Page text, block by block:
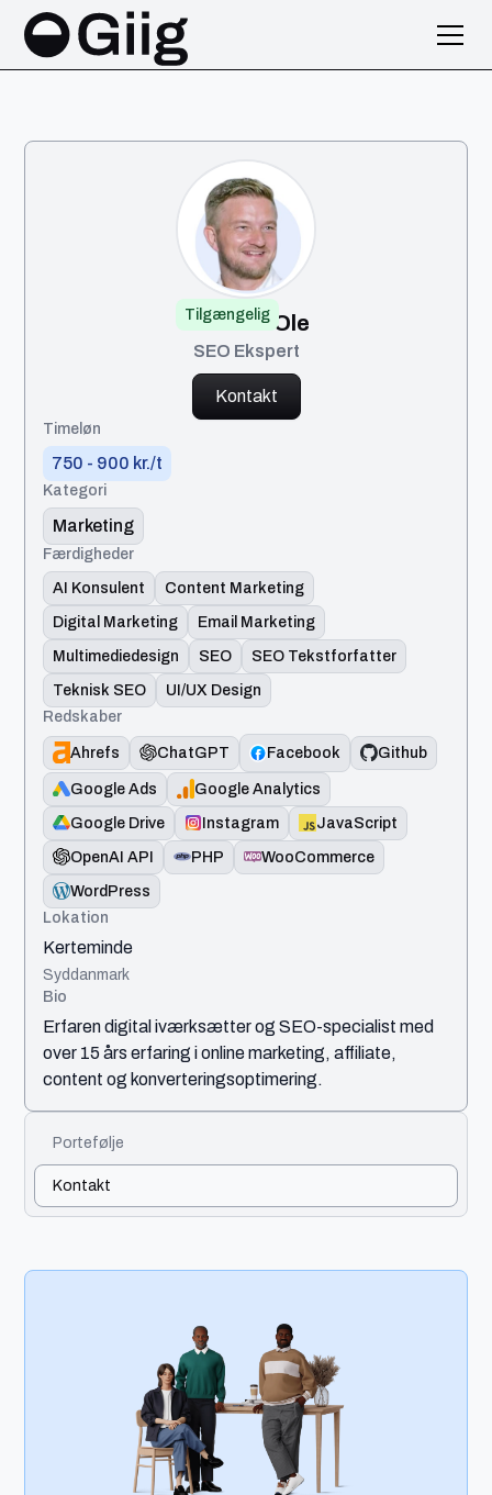
Tilgængelig
Kristian Ole
SEO Ekspert
Kontakt
Timeløn
750 - 900 kr./t
Kategori
Marketing
Færdigheder
AI Konsulent
Content Marketing
Digital Marketing
Email Marketing
Multimediedesign
SEO
SEO Tekstforfatter
Teknisk SEO
UI/UX Design
Redskaber
Ahrefs
ChatGPT Facebook
Github
Google Ads
Google Analytics
Google Drive
Instagram
JavaScript
OpenAI API
PHP
WooCommerce
WordPress
Lokation
Kerteminde
Syddanmark
Bio
Erfaren digital iværksætter og SEO-specialist med
over 15 års erfaring i online marketing, affiliate,
content og konverteringsoptimering.
Portefølje
Kontakt